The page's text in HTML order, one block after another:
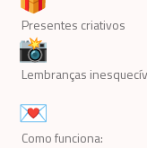
Presentes criativos
Lembranças
Como funciona: